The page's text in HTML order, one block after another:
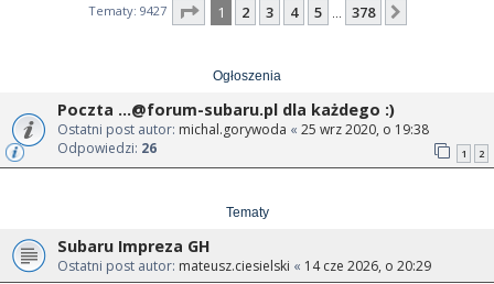
Tematy: 9427 Strona z378
1 2 3 4 5 378
Ogłoszenia
Poczta ...@forum-subaru.pl dla każdego :)
Ostatni post autor: michal.gorywoda « 25 wrz 2020, o 19:38
Odpowiedzi: 26 1 2
Tematy
Subaru Impreza GH
Ostatni post autor: mateusz.ciesielski « 14 cze 2026, o 20:29